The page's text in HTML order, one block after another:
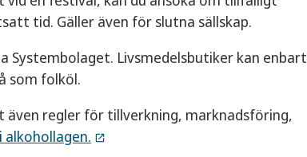
tid. Gäller även för slutna sällskap.
Systembolaget. Livsmedelsbutiker kan enbart
som folköl.
även regler för tillverkning, marknadsföring,